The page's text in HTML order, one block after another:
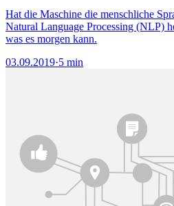
Hat die Maschine die menschliche
Natural Language Processing (NLP)
was es morgen kann.
03.09.2019·5 min